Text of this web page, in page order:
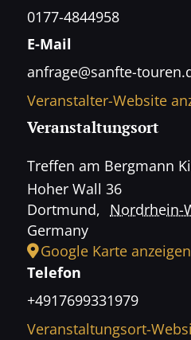
Veranstaltungsort
Treffen am Bergmann
Hoher Wall 36
Dortmund, Nordrhein-
Germany
Google Karte anzeigen
Telefon
+4917699331979
Veranstaltungsort-
0177-4844958
E-Mail
anfrage@sanfte-
Veranstalter-Website